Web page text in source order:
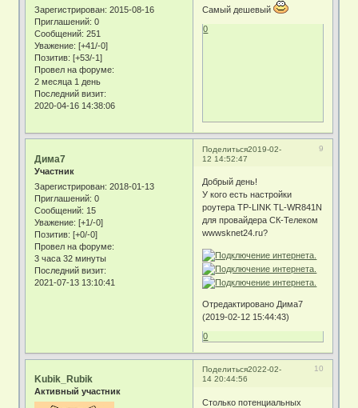
Зарегистрирован: 2015-08-16
Приглашений: 0
Сообщений: 251
Уважение: [+41/-0]
Позитив: [+53/-1]
Провел на форуме:
2 месяца 1 день
Последний визит:
2020-04-16 14:38:06
Самый дешевый
0
Поделиться 9
2019-02-
12 14:52:47
Дима7
Участник
Зарегистрирован: 2018-01-13
Приглашений: 0
Сообщений: 15
Уважение: [+1/-0]
Позитив: [+0/-0]
Провел на форуме:
3 часа 32 минуты
Последний визит:
2021-07-13 13:10:41
Добрый день!
У кого есть настройки
роутера TP-LINK TL-WR841N
для провайдера СК-Телеком
wwwsknet24.ru?
Отредактировано Дима7
(2019-02-12 15:44:43)
0
Поделиться 10
2022-02-
14 20:44:56
Kubik_Rubik
Активный участник
Столько потенциальных